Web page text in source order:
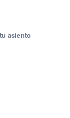
asiento